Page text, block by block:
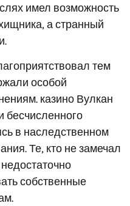
имел возможность
а странный
тем
особой
казино Вулкан
бесчисленного
в наследственном
Те, кто не замечал
собственные